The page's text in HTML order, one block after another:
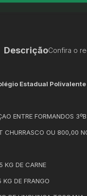
DescriçãoConfira o
Estadual
ENTRE FORMANDOS 3ºB
CHURRASCO OU 800,00
KG DE CARNE
KG DE FRANGO